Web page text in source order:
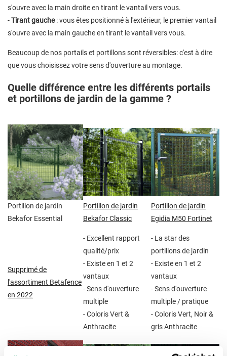
s'ouvre avec la main droite en tirant le vantail vers vous.
-Tirant gauche: vous êtes positionné à l'extérieur, le premier vantail
s'ouvre avec la main gauche en tirant le vantail vers vous.
Beaucoup de nos portails et portillons sont réversibles: c'est à dire
que vous choisissez votre sens d'ouverture au montage.
Quelle différence entre les différents portails
et portillons de jardin de la gamme ?
Portillon de jardin
Bekafor Essential
Portillon de jardin
Bekafor Classic
Portillon de jardin
Egidia M50 Fortinet
Supprimé de
l'assortiment Betafence
en 2022
- Excellent rapport
qualité/prix
- Existe en 1 et 2
vantaux
- Sens d'ouverture
multiple
- Coloris Vert &
Anthracite
- La star des
portillons de jardin
- Existe en 1 et 2
vantaux
- Sens d'ouverture
multiple / pratique
- Coloris Vert, Noir &
gris Anthracite